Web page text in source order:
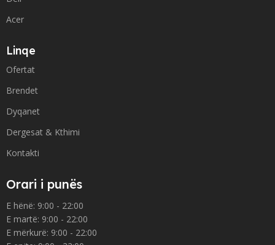
Acer
Linqe
Ofertat
Brendet
Dyqanet
Dergesat & Kthimi
Kontakti
Orari i punës
E hënë: 9:00 - 22:00
E martë: 9:00 - 22:00
E mërkurë: 9:00 - 22:00